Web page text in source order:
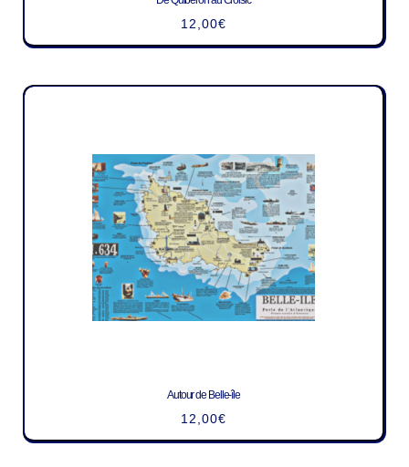
12,00€
Autour de Belle-île
12,00€